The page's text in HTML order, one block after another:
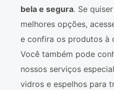
bela e segura. Se
melhores opções,
e confira os produtos à
Você também pode
nossos serviços
vidros e espelhos para